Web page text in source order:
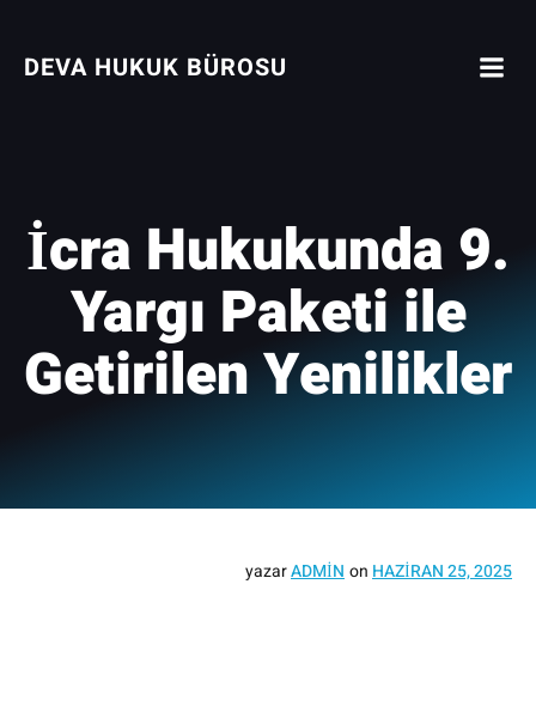
DEVA HUKUK BÜROSU
İcra Hukukunda 9.
Yargı Paketi ile
Getirilen Yenilikler
yazarADMIN on HAZIRAN 25, 2025